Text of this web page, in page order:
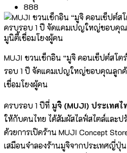
888
MUJI ชวนเช็กอิน “มูจิ คอนเซ็ปต์สโต
รอบ 1 ปี จัดแคมเปญใหญ่ขอบคุณลูก
เชื่อมโยงผู้คน
ครบรอบ 1 ปีที่ มูจิ (MUJI) ประเทศไ
ให้กับคนไทย ได้สัมผัสไลฟ์สไตล์และป
ด้วยการเปิดร้าน MUJI Concept
เสมือนจำลองร้านมูจิจากประเทศญี่ปุ่